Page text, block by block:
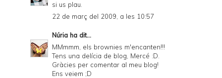
si us plau.
22 de març del 2009, a les 10:57
Núria ha dit...
MMmmm, els brownies m'encanten!!!
Tens una delícia de blog, Mercé :D.
Gràcies per comentar al meu blog!
Ens veiem ;D